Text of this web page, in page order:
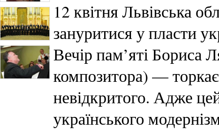
12 квітня Львівська
зануритися у пласти
Вечір пам’яті Бориса
композитора) —
невідкритого. Адже
українського